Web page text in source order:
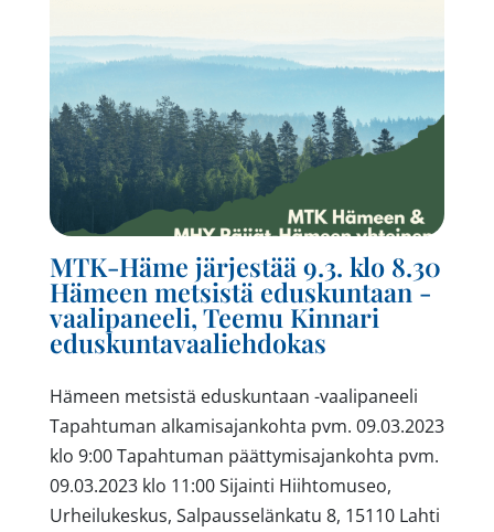
MTK-Häme järjestää 9.3. klo 8.30
Hämeen metsistä eduskuntaan -
vaalipaneeli, Teemu Kinnari
eduskuntavaaliehdokas
Hämeen metsistä eduskuntaan -vaalipaneeli
Tapahtuman alkamisajankohta pvm. 09.03.2023
klo 9:00 Tapahtuman päättymisajankohta pvm.
09.03.2023 klo 11:00 Sijainti Hiihtomuseo,
Urheilukeskus, Salpausselänkatu 8, 15110 Lahti